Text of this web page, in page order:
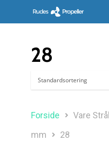
Søg efter et produkt,
28
Forside
Vare
mm
28